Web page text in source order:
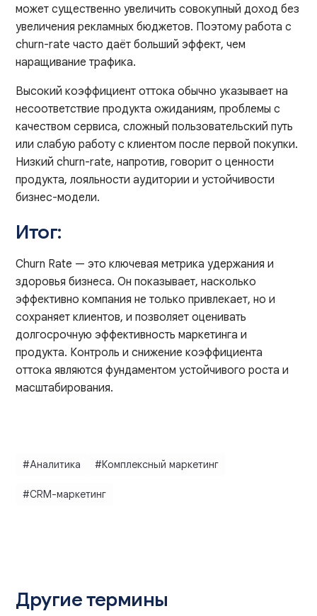
может существенно увеличить совокупный доход без
увеличения рекламных бюджетов. Поэтому работа с
churn-rate часто даёт больший эффект, чем
наращивание трафика.
Высокий коэффициент оттока обычно указывает на
несоответствие продукта ожиданиям, проблемы с
качеством сервиса, сложный пользовательский путь
или слабую работу с клиентом после первой покупки.
Низкий churn-rate, напротив, говорит о ценности
продукта, лояльности аудитории и устойчивости
бизнес-модели.
Итог:
Churn Rate — это ключевая метрика удержания и
здоровья бизнеса. Он показывает, насколько
эффективно компания не только привлекает, но и
сохраняет клиентов, и позволяет оценивать
долгосрочную эффективность маркетинга и
продукта. Контроль и снижение коэффициента
оттока являются фундаментом устойчивого роста и
масштабирования.
#Аналитика #Комплексный маркетинг
#CRM-маркетинг
Другие термины